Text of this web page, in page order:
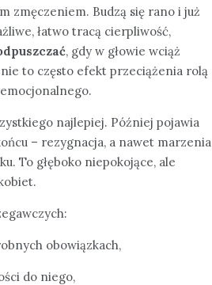
zmęczeniem. Budzą się rano i już
łatwo tracą cierpliwość,
, gdy w głowie wciąż
to często efekt przeciążenia rolą
najlepiej. Później pojawia
– rezygnacja, a nawet marzenia
To głęboko niepokojące, ale
obowiązkach,
do niego,